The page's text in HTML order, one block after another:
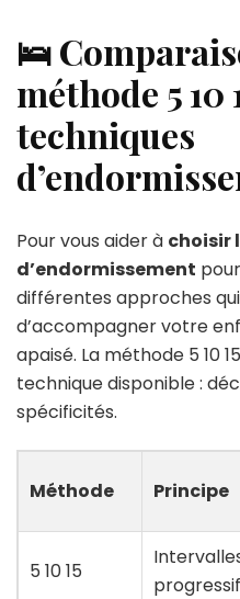
🛌
méthode 5 10
techniques
Pour vous aider à choisir
d’endormissement
différentes approches
d’accompagner votre
apaisé. La méthode 5 10
technique disponible :
spécificités.
Méthode Principe
5 10 15